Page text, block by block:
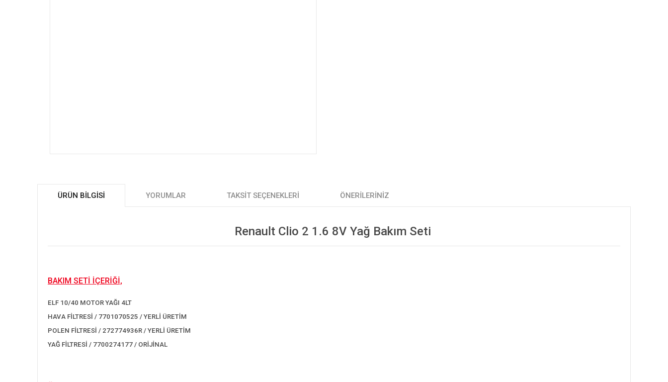
ÜRÜN BILGISI YORUMLAR TAKSIT SEÇENEKLERI ÖNERILERINIZ
Renault Clio 2 1.6 8V Yağ Bakım Seti
BAKIM SETİ İÇERİĞİ,
ELF 10/40 MOTOR YAĞI 4LT
HAVA FİLTRESİ / 7701070525 / YERLİ ÜRETİM
POLEN FİLTRESİ / 272774936R / YERLİ ÜRETİM
YAĞ FİLTRESİ / 7700274177 / ORİJİNAL